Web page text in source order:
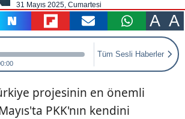
31 Mayıs 2025, Cumartesi
paylaş paylaş yazara
gönder
paylaş
A A
Tüm Sesli Haberler
projesinin en önemli
PKK'nın kendini